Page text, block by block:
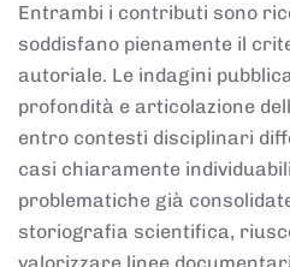
Entrambi i contributi sono
soddisfano pienamente il
autoriale. Le indagini
profondità e articolazione
entro contesti disciplinari
casi chiaramente
problematiche già
storiografia scientifica,